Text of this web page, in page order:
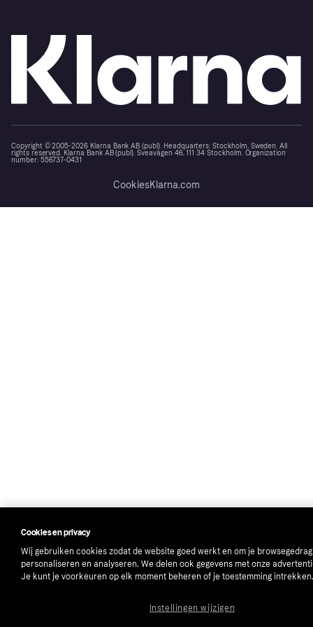
Copyright © 2005-2026 Klarna Bank AB (publ). Headquarters: Stockholm, Sweden. All
rights reserved. Klarna Bank AB (publ). Sveavägen 46, 111 34 Stockholm. Organization
number: 556737-0431
CookiesKlarna.com
Cookies en privacy
Wij gebruiken cookies zodat de website goed werkt en om je
personaliseren en analyseren. We delen ook gegevens met onze
Je kunt je voorkeuren op elk moment beheren of je toestemming intrekken.
Instellingen wijzigen